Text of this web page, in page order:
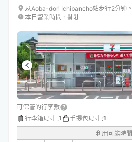
for
changing
for
changing
从Aoba-dori Ichibancho站步行2分钟。
本日營業時間 : 關閉
可保管的行李數
行李箱尺寸 :1 手提包尺寸 :1
利用可能時間